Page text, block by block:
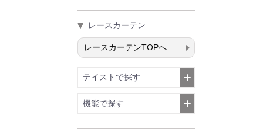
レースカーテン
レースカーテンTOPへ
テイストで探す
機能で探す